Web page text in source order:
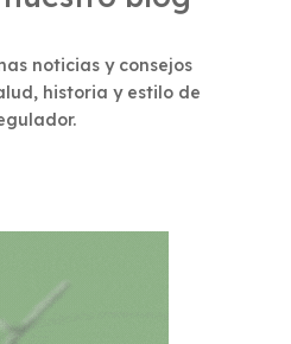
noticias y consejos
historia y estilo de